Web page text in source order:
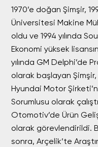
1970’e doğan Şimşir,
Üniversitesi Makine
oldu ve 1994 yılında
Ekonomi yüksek
yılında GM Delphi’de
olarak başlayan Şimşir,
Hyundai Motor
Sorumlusu olarak
Otomotiv’de Ürün
olarak görevlendirildi.
sonra, Arçelik’te